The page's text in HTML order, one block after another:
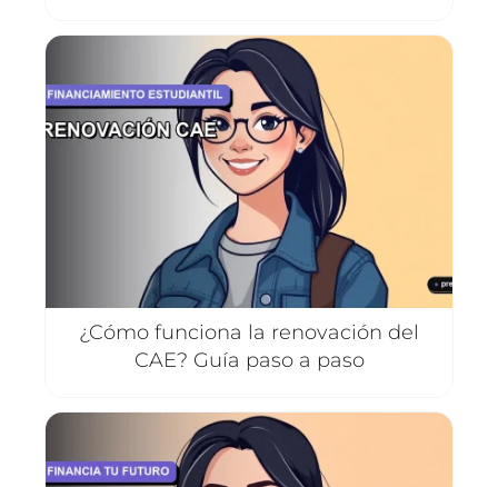
¿Cómo funciona la renovación del
CAE? Guía paso a paso